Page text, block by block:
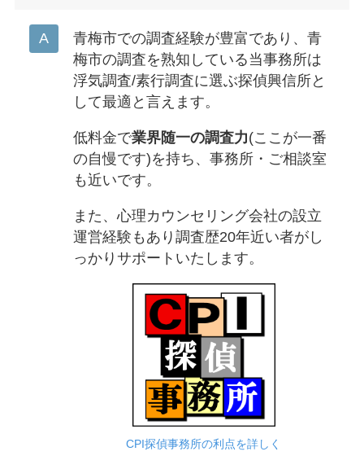
青梅市での調査経験が豊富であり、青
梅市の調査を熟知している当事務所は
浮気調査/素行調査に選ぶ探偵興信所と
して最適と言えます。
低料金で業界随一の調査力(ここが一番
の自慢です)を持ち、事務所・ご相談室
も近いです。
また、心理カウンセリング会社の設立
運営経験もあり調査歴20年近い者がし
っかりサポートいたします。
CPI探偵事務所の利点を詳しく